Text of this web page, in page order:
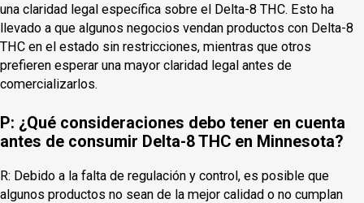
una claridad legal específica sobre el Delta-8 THC. Esto ha
llevado a que algunos negocios vendan productos con Delta-8
THC en el estado sin restricciones, mientras que otros
prefieren esperar una mayor claridad legal antes de
comercializarlos.
P: ¿Qué consideraciones debo tener en cuenta
antes de consumir Delta-8 THC en Minnesota?
R: Debido a la falta de regulación y control, es posible que
algunos productos no sean de la mejor calidad o no cumplan